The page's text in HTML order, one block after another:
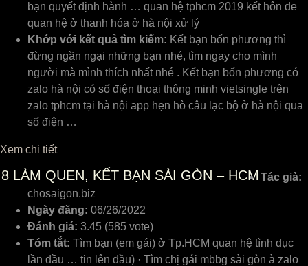
bạn quyết định hành … quan hệ tphcm 2019 kết hôn de
quan hệ ở thanh hóa ở hà nội xử lý
Khớp với kết quả tìm kiếm: Kết bạn bốn phương thì
đừng ngần ngại những bạn nhé, tìm ngay cho mình
người mà mình thích nhất nhé . Kết bạn bốn phương có
zalo hà nội có số điện thoại thông minh vietsingle trên
zalo tphcm tại hà nội app hẹn hò câu lạc bộ ở hà nội qua
số điện …
Xem chi tiết
8 LÀM QUEN, KẾT BẠN SÀI GÒN – HCM Tác giả:
chosaigon.biz
Ngày đăng: 06/26/2022
Đánh giá: 3.45 (585 vote)
Tóm tắt: Tìm bạn (em gái) ở Tp.HCM quan hệ tình dục
lần đầu … tin lên đầu) · Tìm chị gái mbbg sài gòn à zalo